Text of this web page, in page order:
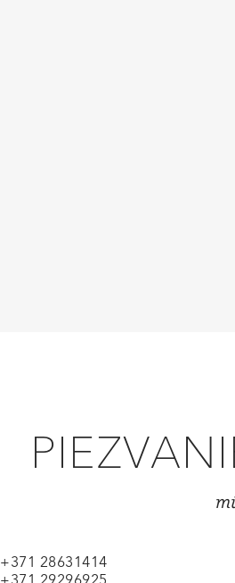
+371 28631414
+371 29296925